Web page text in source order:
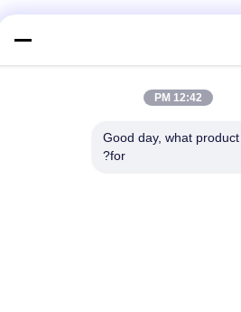
12:42 PM
Good day, what
for?